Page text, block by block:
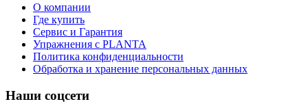
О компании
Где купить
Сервис и Гарантия
Упражнения с PLANTA
Политика конфиденциальности
Обработка и хранение персональных данных
Наши соцсети